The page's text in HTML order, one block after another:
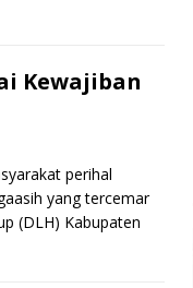
Kewajiban
perihal
yang tercemar
(DLH) Kabupaten